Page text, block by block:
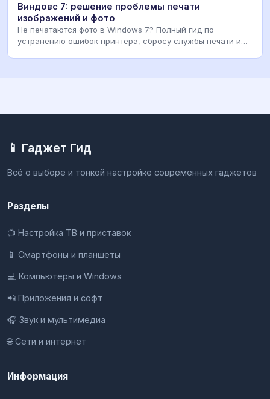
Виндовс 7: решение проблемы печати
изображений и фото
Не печатаются фото в Windows 7? Полный гид по
устранению ошибок принтера, сбросу службы печати и
📱 Гаджет Гид
Всё о выборе и тонкой настройке современных гаджетов
Разделы
📺 Настройка ТВ и приставок
📱 Смартфоны и планшеты
💻 Компьютеры и Windows
📲 Приложения и софт
🎧 Звук и мультимедиа
🌐 Сети и интернет
Информация